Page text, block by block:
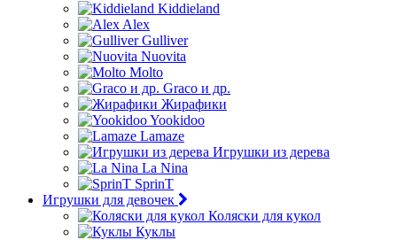
Kiddieland
Alex
Gulliver
Nuovita
Molto
Graco и др.
Жирафики
Yookidoo
Lamaze
Игрушки из дерева
La Nina
SprinT
Игрушки для девочек
Коляски для кукол
Куклы